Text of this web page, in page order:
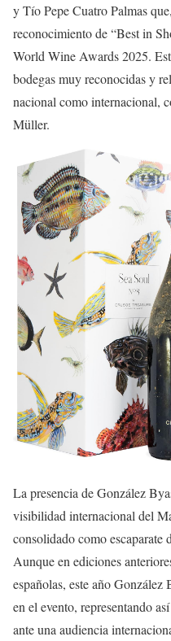
y Tío Pepe Cuatro Palmas
reconocimiento de “Best in
World Wine Awards 2025.
bodegas muy reconocidas y
nacional como internacional,
Müller.
La presencia de González
visibilidad internacional del
consolidado como
Aunque en ediciones
españolas, este año González
en el evento, representando
ante una audiencia